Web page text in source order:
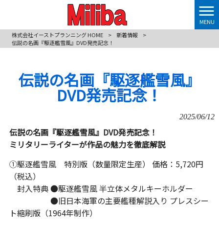
MENU
株式会社イーストプランニング HOME
> 新着情報
>
伝説の名画『駆逐艦雪風』DVD発売記念！
伝説の名画『駆逐艦雪風』
DVD発売記念！
2025/06/12
伝説の名画『駆逐艦雪風』DVD発売記念！
ミリタリーライターが作品の魅力を徹底解説
①駆逐艦雪風 特別版（数量限定生産） 価格：5,720円
（税込）
封入特典 ●駆逐艦雪風 半立体メタルキーホルダー
●旧日本海軍の主要艦種解説入り プレスシー
ト縮刷版（1964年制作）